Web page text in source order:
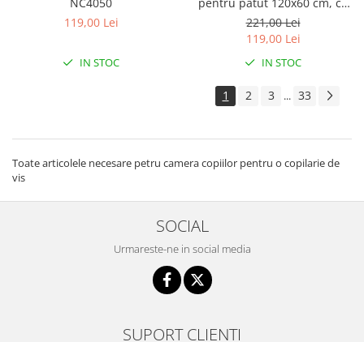
119,00 Lei
IN STOC
protectie laterala, din
bumbac, Teddy Toys
221,00 Lei
119,00 Lei
IN STOC
1 2 3 ... 33
Toate articolele necesare petru camera copiilor pentru o copilarie de
vis
SOCIAL
Urmareste-ne in social media
SUPORT CLIENTI